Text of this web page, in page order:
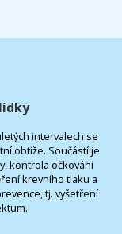
intervalech se
obtíže. Součástí je
kontrola očkování
krevního tlaku a
tj. vyšetření